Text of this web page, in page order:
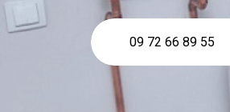
09 72 66 89 55